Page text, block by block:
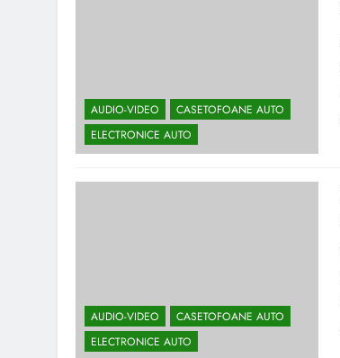
AUDIO-VIDEO
CASETOFOANE AUTO
ELECTRONICE AUTO
AUDIO-VIDEO
CASETOFOANE AUTO
ELECTRONICE AUTO